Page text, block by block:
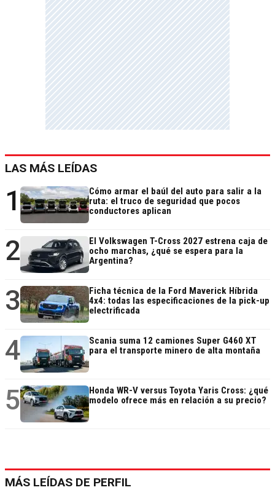
LAS MÁS LEÍDAS
1
Cómo armar el baúl del auto para salir a la
ruta: el truco de seguridad que pocos
conductores aplican
2
El Volkswagen T-Cross 2027 estrena caja de
ocho marchas, ¿qué se espera para la
Argentina?
3
Ficha técnica de la Ford Maverick Híbrida
4x4: todas las especificaciones de la pick-up
electrificada
4
Scania suma 12 camiones Super G460 XT
para el transporte minero de alta montaña
5
Honda WR-V versus Toyota Yaris Cross: ¿qué
modelo ofrece más en relación a su precio?
MÁS LEÍDAS DE PERFIL